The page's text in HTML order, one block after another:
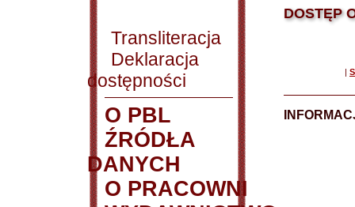
Transliteracja
Deklaracja
dostępności
O PBL
ŹRÓDŁA
DANYCH
O PRACOWNI
DOSTĘP
|